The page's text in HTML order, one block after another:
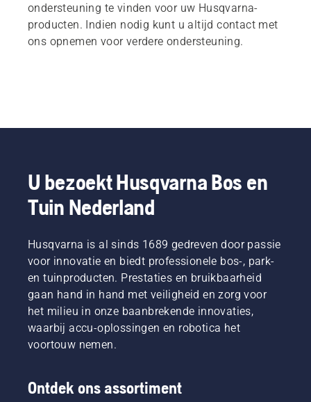
ondersteuning te vinden voor uw Husqvarna-
producten. Indien nodig kunt u altijd contact met
ons opnemen voor verdere ondersteuning.
U bezoekt Husqvarna Bos en
Tuin Nederland
Husqvarna is al sinds 1689 gedreven door passie
voor innovatie en biedt professionele bos-, park-
en tuinproducten. Prestaties en bruikbaarheid
gaan hand in hand met veiligheid en zorg voor
het milieu in onze baanbrekende innovaties,
waarbij accu-oplossingen en robotica het
voortouw nemen.
Ontdek ons assortiment